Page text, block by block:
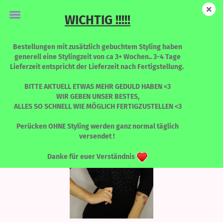
WICHTIG !!!!!
Bestellungen mit zusätzlich gebuchtem Styling haben
generell eine Stylingzeit von ca 3+ Wochen.. 3-4 Tage
Lieferzeit entspricht der Lieferzeit nach Fertigstellung.
BITTE AKTUELL ETWAS MEHR GEDULD HABEN <3
WIR GEBEN UNSER BESTES,
ALLES SO SCHNELL WIE MÖGLICH FERTIGZUSTELLEN <3
Perücken OHNE Styling werden ganz normal täglich
versendet !
Danke für euer Verständnis
Vicky - Honeymilk